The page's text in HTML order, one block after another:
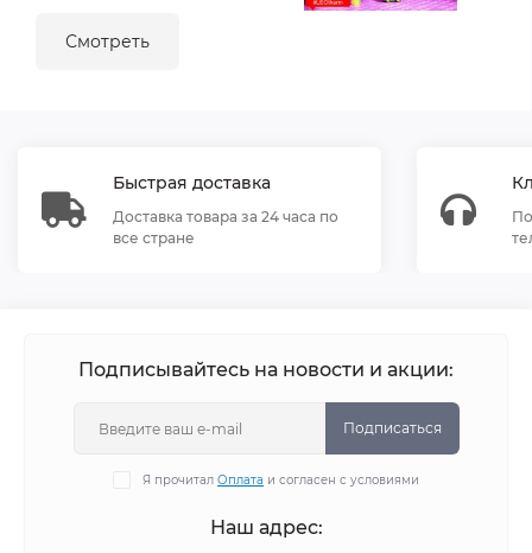
Смотреть
Быстрая доставка
Доставка товара за 24 часа по
все стране
Подписывайтесь на новости и акции:
Подписаться
Я прочитал Оплата и согласен с условиями
Наш адрес: